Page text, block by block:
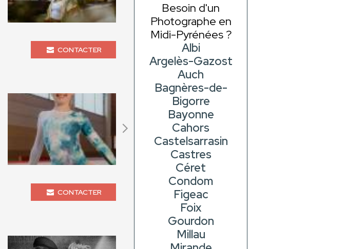
CONTACTER
CONTACTER
Besoin d'un
Photographe en
Midi-Pyrénées ?
Albi
Argelès-Gazost
Auch
Bagnères-de-
Bigorre
Bayonne
Cahors
Castelsarrasin
Castres
Céret
Condom
Figeac
Foix
Gourdon
Millau